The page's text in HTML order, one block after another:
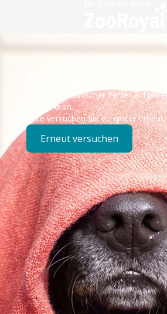
Technisches
Es ist ein technischer Fehler
bereits dran.
Bitte versuchen Sie es später erneut.
Erneut versuchen